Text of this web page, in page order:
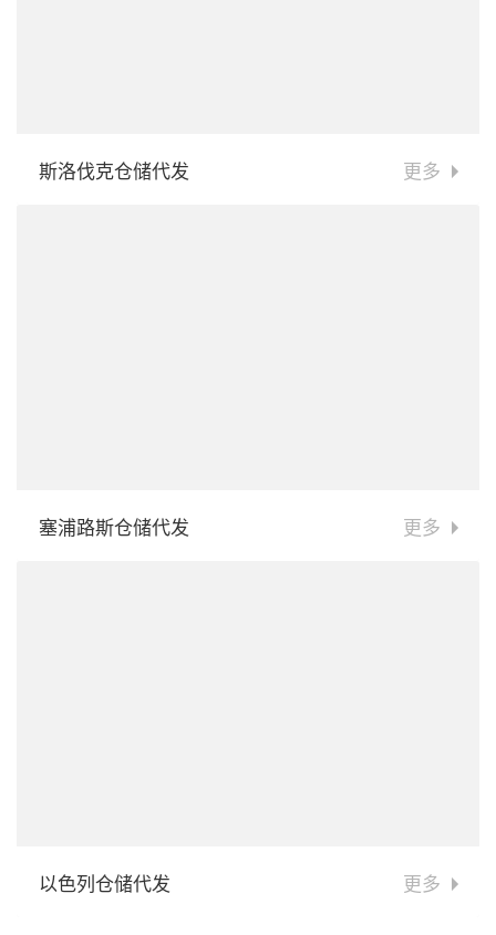
斯洛伐克仓储代发 更多
塞浦路斯仓储代发 更多
以色列仓储代发 更多